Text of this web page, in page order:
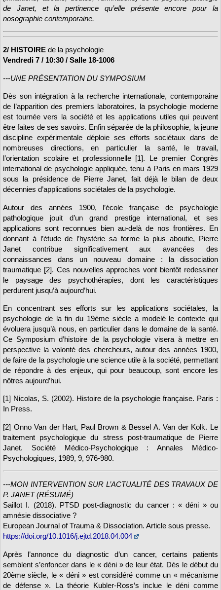
de Janet, et la pertinence qu’elle présente encore pour la
nosographie contemporaine.
2/ HISTOIRE de la psychologie
Vendredi 7 / 10:30 / Salle 18-1006
---UNE PRÉSENTATION DU SYMPOSIUM
Dès son intégration à la recherche internationale, contemporaine
de l’apparition des premiers laboratoires, la psychologie moderne
est tournée vers la société et les applications utiles qui peuvent
être faites de ses savoirs. Enfin séparée de la philosophie, la jeune
discipline expérimentale déploie ses efforts sociétaux dans de
nombreuses directions, en particulier la santé, le travail,
l’orientation scolaire et professionnelle [1]. Le premier Congrès
international de psychologie appliquée, tenu à Paris en mars 1929
sous la présidence de Pierre Janet, fait déjà le bilan de deux
décennies d’applications sociétales de la psychologie.
Autour des années 1900, l’école française de psychologie
pathologique jouit d’un grand prestige international, et ses
applications sont reconnues bien au-delà de nos frontières. En
donnant à l’étude de l’hystérie sa forme la plus aboutie, Pierre
Janet contribue significativement aux avancées des
connaissances dans un nouveau domaine : la dissociation
traumatique [2]. Ces nouvelles approches vont bientôt redessiner
le paysage des psychothérapies, dont les caractéristiques
perdurent jusqu’à aujourd’hui.
En concentrant ses efforts sur les applications sociétales, la
psychologie de la fin du 19ème siècle a modelé le contexte qui
évoluera jusqu’à nous, en particulier dans le domaine de la santé.
Ce Symposium d’histoire de la psychologie visera à mettre en
perspective la volonté des chercheurs, autour des années 1900,
de faire de la psychologie une science utile à la société, permettant
de répondre à des enjeux, qui pour beaucoup, sont encore les
nôtres aujourd’hui.
[1] Nicolas, S. (2002). Histoire de la psychologie française. Paris :
In Press.
[2] Onno Van der Hart, Paul Brown & Bessel A. Van der Kolk. Le
traitement psychologique du stress post-traumatique de Pierre
Janet. Société Médico-Psychologique : Annales Médico-
Psychologiques, 1989, 9, 976-980.
---MON INTERVENTION SUR L’ACTUALITÉ DES TRAVAUX DE
P. JANET (RÉSUMÉ)
Saillot I. (2018). PTSD post-diagnostic du cancer : « déni » ou
amnésie dissociative ?
European Journal of Trauma & Dissociation. Article sous presse.
https://doi.org/10.1016/j.ejtd.2018.04.004
Après l’annonce du diagnostic d’un cancer, certains patients
semblent s’enfoncer dans le « déni » de leur état. Dès le début du
20ème siècle, le « déni » est considéré comme un « mécanisme
de défense ». La théorie Kubler-Ross’s inclue le déni comme